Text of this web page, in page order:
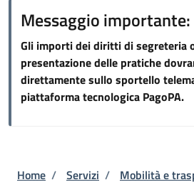
Messaggio importante:
Gli importi dei diritti di segreteria
presentazione delle pratiche
direttamente sullo sportello
piattaforma tecnologica PagoPA.
Briciole di pane
Home / Servizi / Mobilità e